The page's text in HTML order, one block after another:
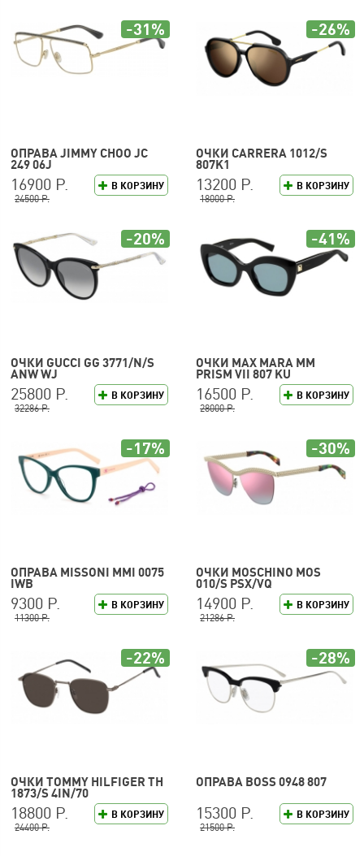
ОПРАВА JIMMY CHOO JC
249 06J
В КОРЗИНУ
16900 Р.
24500 Р.
-31%
ОЧКИ CARRERA 1012/S
807K1
В КОРЗИНУ
13200 Р.
18000 Р.
-26%
ОЧКИ GUCCI GG 3771/N/S
ANW WJ
В КОРЗИНУ
25800 Р.
32286 Р.
-20%
ОЧКИ MAX MARA MM
PRISM VII 807 KU
В КОРЗИНУ
16500 Р.
28000 Р.
-41%
ОПРАВА MISSONI MMI 0075
IWB
В КОРЗИНУ
9300 Р.
11300 Р.
-17%
ОЧКИ MOSCHINO MOS
010/S PSX/VQ
В КОРЗИНУ
14900 Р.
21286 Р.
-30%
ОЧКИ TOMMY HILFIGER TH
1873/S 4IN/70
В КОРЗИНУ
18800 Р.
24400 Р.
-22%
ОПРАВА BOSS 0948 807
В КОРЗИНУ
15300 Р.
21500 Р.
-28%